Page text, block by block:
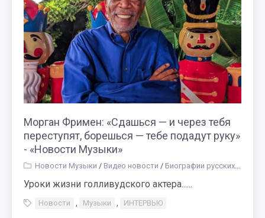
Морган Фримен: «Сдашься — и через тебя
переступят, борешься — тебе подадут руку»
- «Новости Музыки»
Новости Музыки / Видео новости / Биографии русских композиторов и музыкантов
Уроки жизни голливудского актера......
Новости , Музыки , ИНТЕРВЬЮ